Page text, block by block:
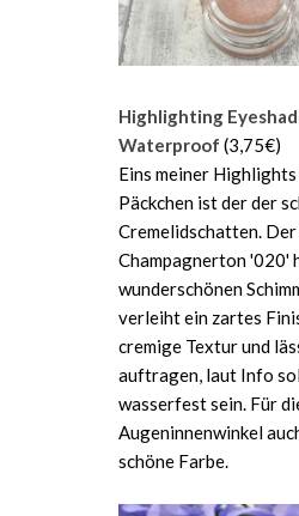
Highlighting
Waterproof (3,75€)
Eins meiner Highlights
Päckchen ist der der
Cremelidschatten. Der
Champagnerton '020'
wunderschönen
verleiht ein zartes
cremige Textur und
auftragen, laut Info
wasserfest sein. Für
Augeninnenwinkel
schöne Farbe.